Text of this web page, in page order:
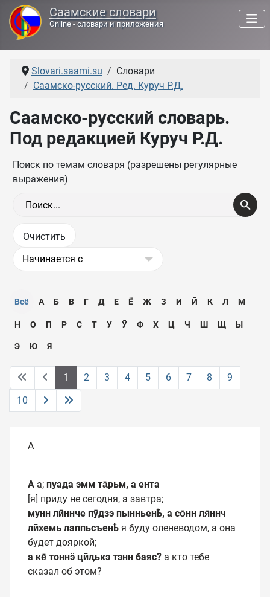
Саамские словари
Online - словари и приложения
Slovari.saami.su
Словари
Саамско-русский. Ред. Куруч Р.Д.
Саамско-русский словарь.
Под редакцией Куруч Р.Д.
Поиск по темам словаря (разрешены регулярные
выражения)
Всё А Б В Г Д Е Ё Ж З И Ӣ К Л М
Н О П Р С Т У Ӯ Ф Х Ц Ч Ш Щ Ы
Э Ю Я
1 2 3 4 5 6 7 8
9
10
А
А а; пуада эмм та̄рьм, а ента
[я] приду не сегодня, а завтра;
мунн лӣннче пӯдзэ пынньенҍ, а со̄нн ля̄ннч
лӣхемь лаппьсъенҍ я буду оленеводом, а она
будет дояркой;
а ке̄ тоннӭ цӣӆькэ тэнн баяс? а кто тебе
сказал об этом?